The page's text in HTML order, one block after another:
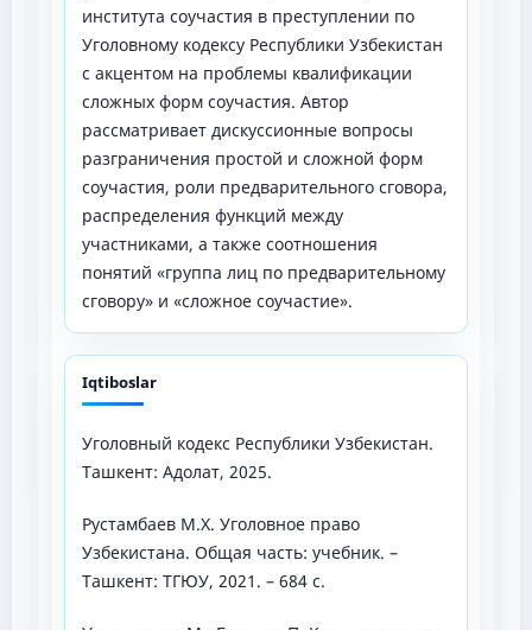
института соучастия в преступлении по
Уголовному кодексу Республики Узбекистан
с акцентом на проблемы квалификации
сложных форм соучастия. Автор
рассматривает дискуссионные вопросы
разграничения простой и сложной форм
соучастия, роли предварительного сговора,
распределения функций между
участниками, а также соотношения
понятий «группа лиц по предварительному
сговору» и «сложное соучастие».
Iqtiboslar
Уголовный кодекс Республики Узбекистан.
Ташкент: Адолат, 2025.
Рустамбаев М.Х. Уголовное право
Узбекистана. Общая часть: учебник. –
Ташкент: ТГЮУ, 2021. – 684 с.